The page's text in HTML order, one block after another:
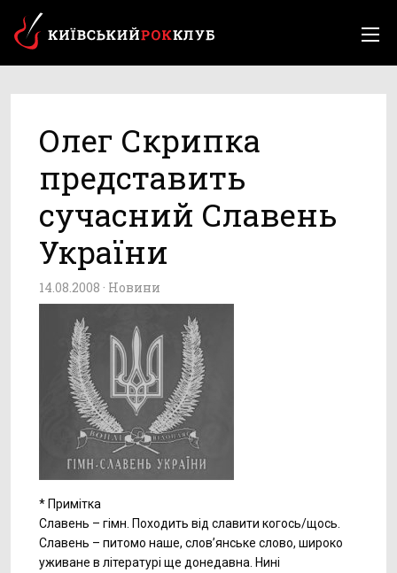
Олег Скрипка
представить
сучасний Славень
України
14.08.2008 · Новини
* Примітка
Славень – гімн. Походить від славити когось/щось.
Славень – питомо наше, слов’янське слово, широко
уживане в літературі ще донедавна. Нині